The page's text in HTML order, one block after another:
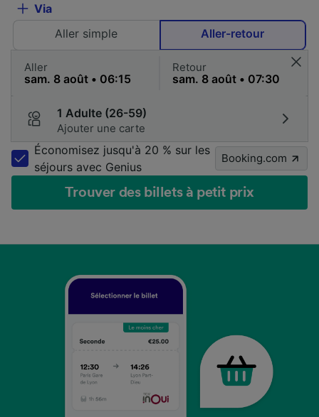
Via
Aller simple
Aller-retour
Aller Retour
1 Adulte (26-59)
Ajouter une carte
Économisez jusqu'à 20 % sur les
séjours avec Genius
Booking.com
Trouver des billets à petit prix